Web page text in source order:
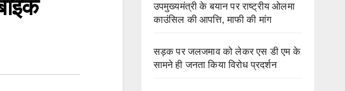
उपमुख्यमंत्री के बयान पर राष्ट्रीय ओलमा
काउंसिल की आपत्ति, माफी की मांग
सड़क पर जलजमाव को लेकर एस डी एम के
सामने ही जनता किया विरोध प्रदर्शन